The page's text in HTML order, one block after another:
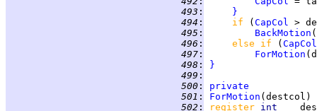
493 :
}
494 : if ( CapCol
495 :
BackMotion
496 : else if ( CapCol
497 :
ForMotion
498 :
}
499 :
500 :
private
501 : ForMotion
502 : register int